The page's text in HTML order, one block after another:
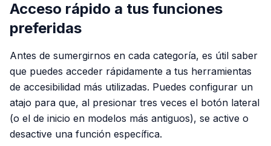
Acceso rápido a tus funciones
preferidas
Antes de sumergirnos en cada categoría, es útil saber
que puedes acceder rápidamente a tus herramientas
de accesibilidad más utilizadas. Puedes configurar un
atajo para que, al presionar tres veces el botón lateral
(o el de inicio en modelos más antiguos), se active o
desactive una función específica.